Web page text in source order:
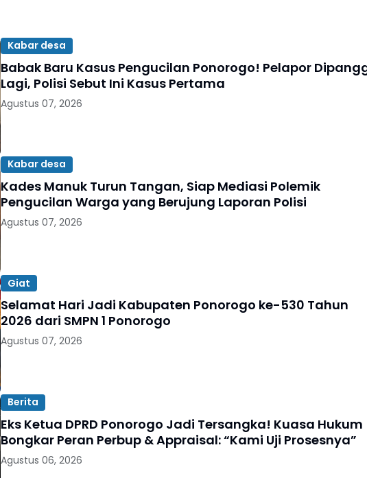
Kabar desa
Babak Baru Kasus Pengucilan Ponorogo! Pelapor
Lagi, Polisi Sebut Ini Kasus Pertama
Agustus 07, 2026
Kabar desa
Kades Manuk Turun Tangan, Siap Mediasi Polemik
Pengucilan Warga yang Berujung Laporan Polisi
Agustus 07, 2026
Giat
Selamat Hari Jadi Kabupaten Ponorogo ke-530 Tahun
2026 dari SMPN 1 Ponorogo
Agustus 07, 2026
Berita
Eks Ketua DPRD Ponorogo Jadi Tersangka! Kuasa Hukum
Bongkar Peran Perbup & Appraisal: “Kami Uji Prosesnya”
Agustus 06, 2026